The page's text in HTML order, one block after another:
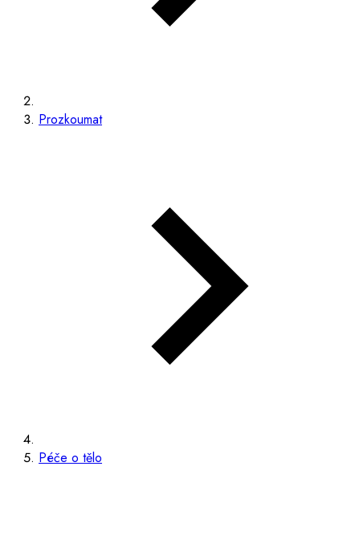
Prozkoumat
Péče o tělo